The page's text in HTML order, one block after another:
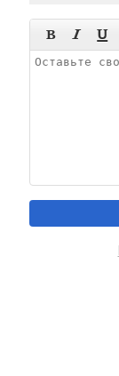
  